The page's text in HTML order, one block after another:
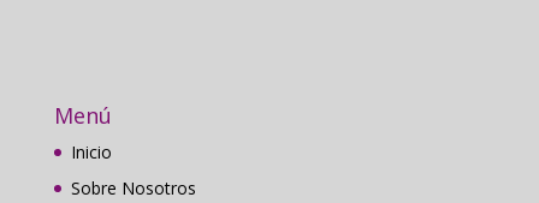
Menú
Inicio
Sobre Nosotros